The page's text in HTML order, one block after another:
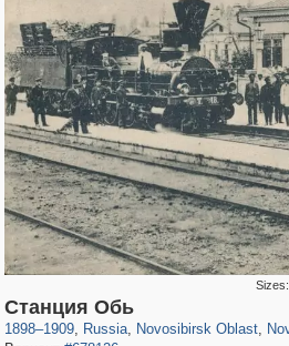
Sizes:
Станция Обь
1898–1909, Russia
1,407,337
, Novosibirsk Oblast
20,129
,